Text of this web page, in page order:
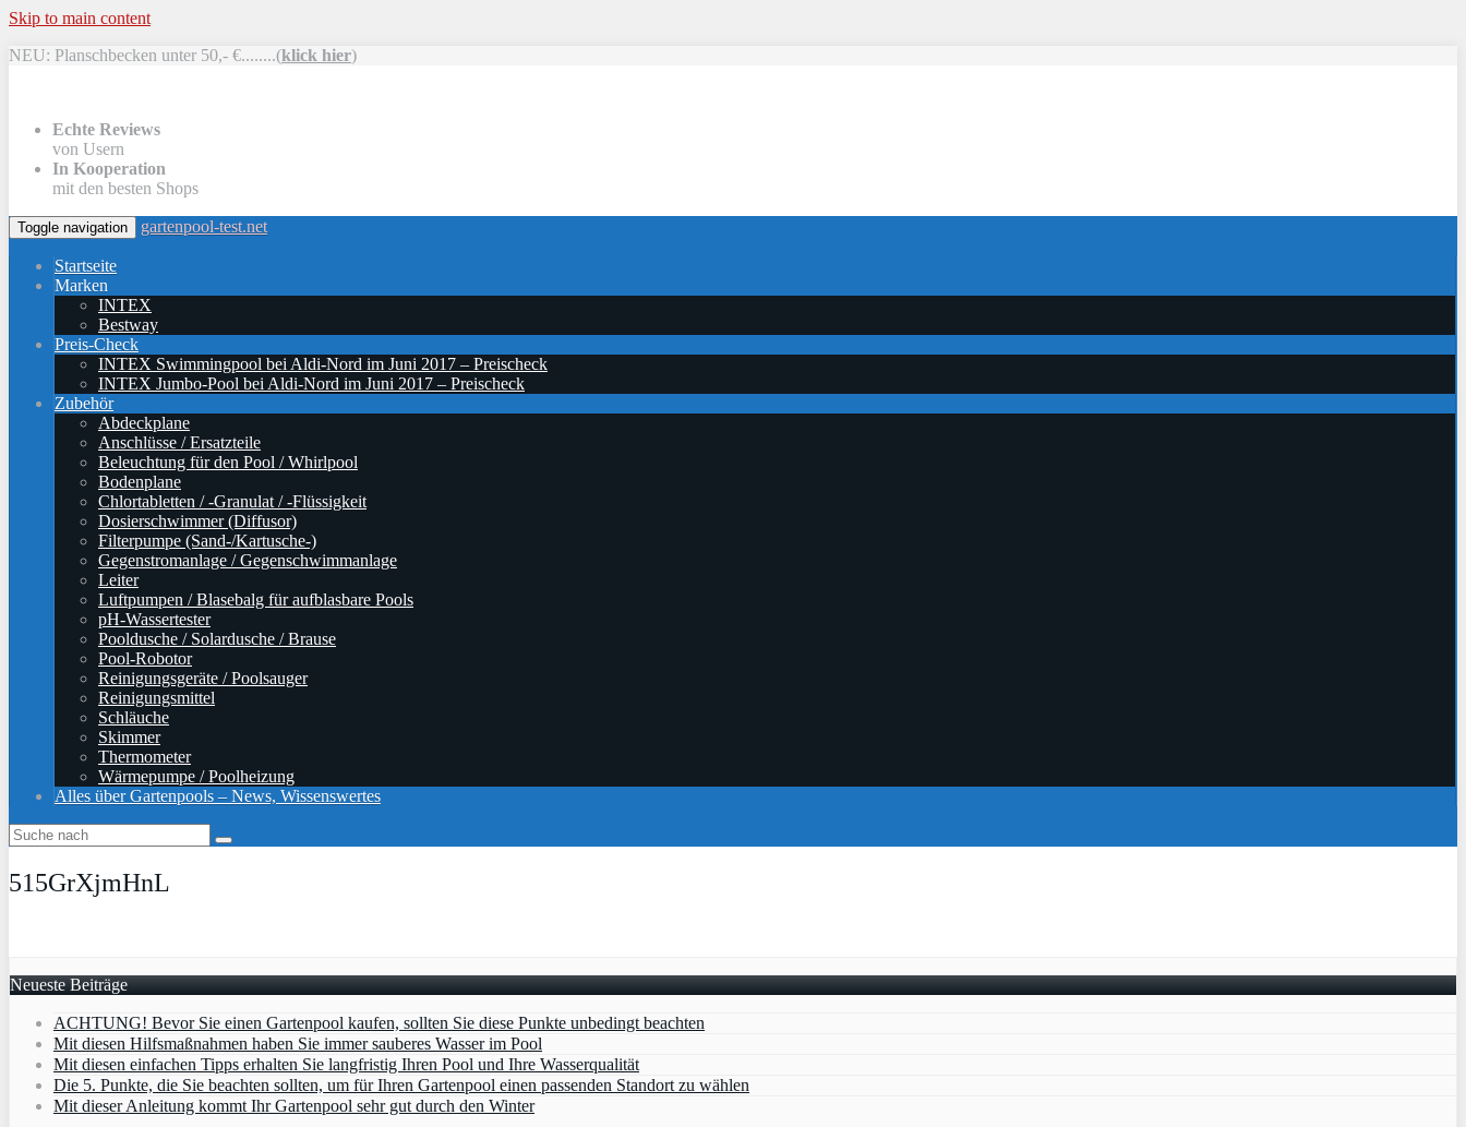
Skip to main content
NEU: Planschbecken unter 50,- €........(klick hier)
Echte Reviews
von Usern
In Kooperation
mit den besten Shops
Toggle navigation gartenpool-test.net
Startseite
Marken
INTEX
Bestway
Preis-Check
INTEX Swimmingpool bei Aldi-Nord im Juni 2017 – Preischeck
INTEX Jumbo-Pool bei Aldi-Nord im Juni 2017 – Preischeck
Zubehör
Abdeckplane
Anschlüsse / Ersatzteile
Beleuchtung für den Pool / Whirlpool
Bodenplane
Chlortabletten / -Granulat / -Flüssigkeit
Dosierschwimmer (Diffusor)
Filterpumpe (Sand-/Kartusche-)
Gegenstromanlage / Gegenschwimmanlage
Leiter
Luftpumpen / Blasebalg für aufblasbare Pools
pH-Wassertester
Pooldusche / Solardusche / Brause
Pool-Robotor
Reinigungsgeräte / Poolsauger
Reinigungsmittel
Schläuche
Skimmer
Thermometer
Wärmepumpe / Poolheizung
Alles über Gartenpools – News, Wissenswertes
515GrXjmHnL
Neueste Beiträge
ACHTUNG! Bevor Sie einen Gartenpool kaufen, sollten Sie diese Punkte unbedingt beachten
Mit diesen Hilfsmaßnahmen haben Sie immer sauberes Wasser im Pool
Mit diesen einfachen Tipps erhalten Sie langfristig Ihren Pool und Ihre Wasserqualität
Die 5. Punkte, die Sie beachten sollten, um für Ihren Gartenpool einen passenden Standort zu wählen
Mit dieser Anleitung kommt Ihr Gartenpool sehr gut durch den Winter